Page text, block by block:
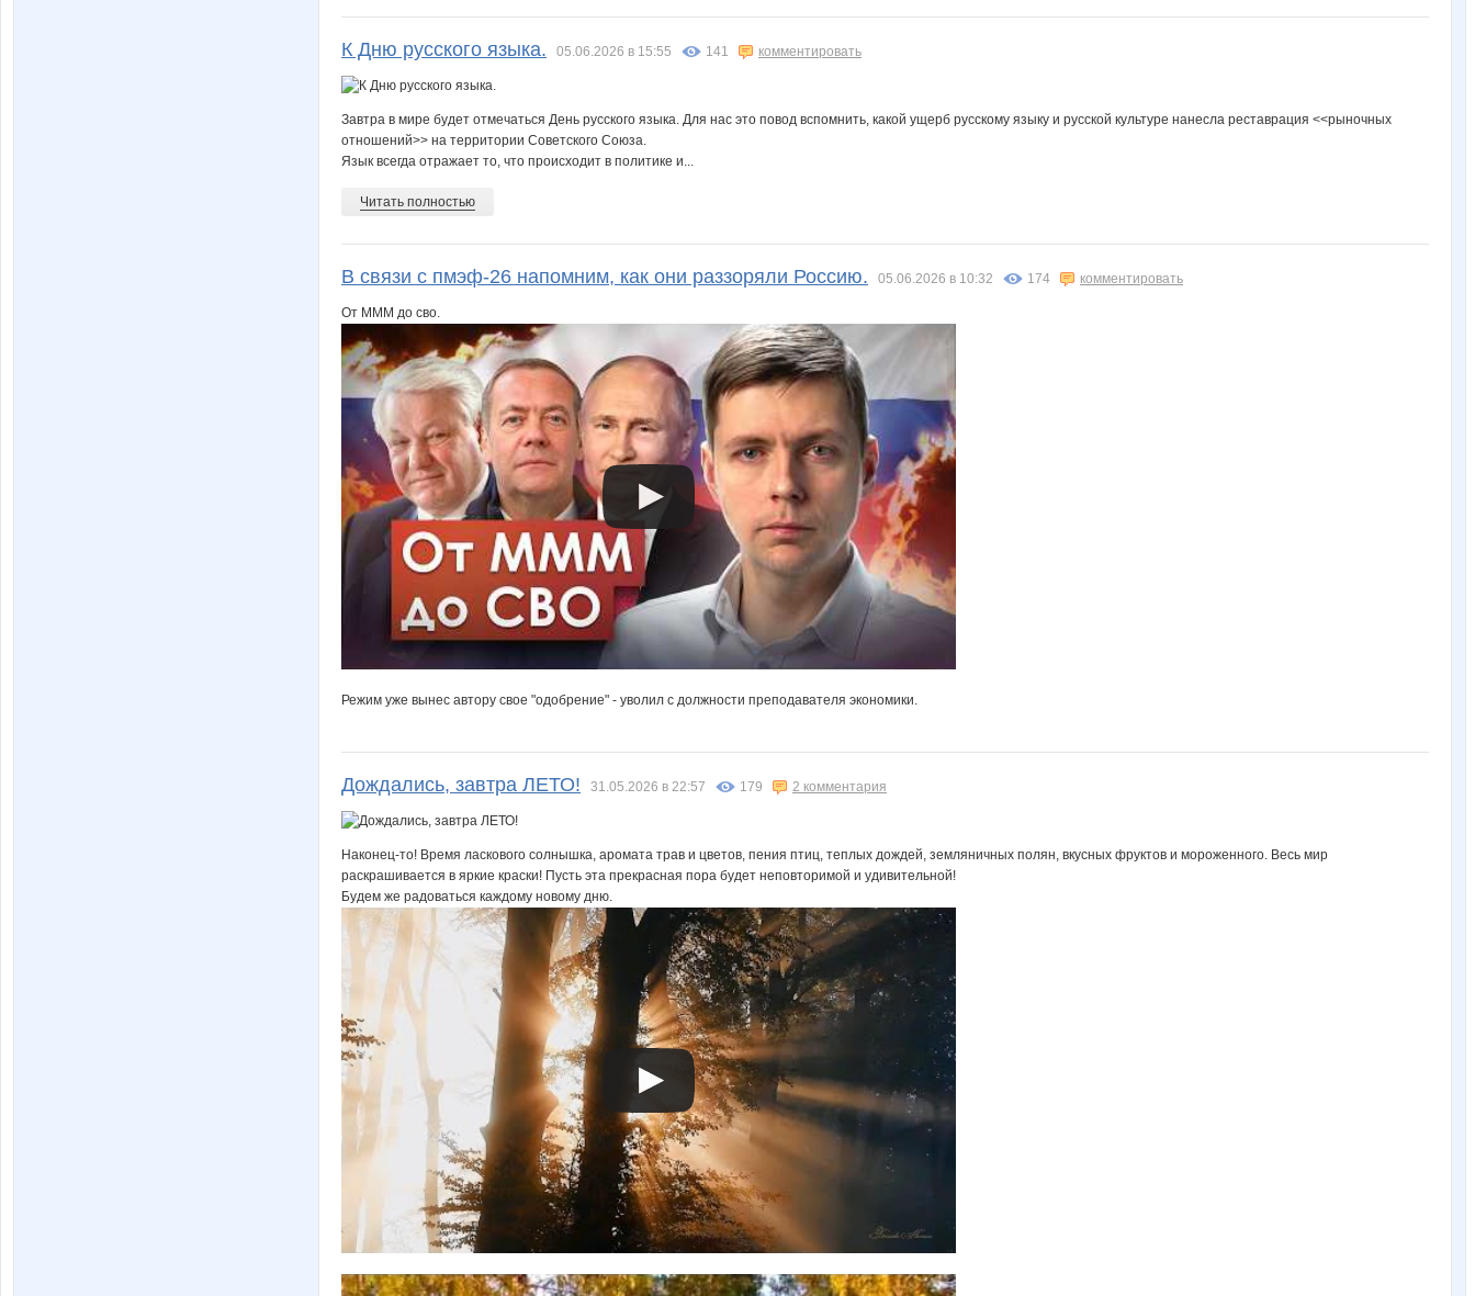
К Дню русского языка. 05.06.2026 в 15:55 141 комментировать
Завтра в мире будет отмечаться День русского языка. Для нас это повод вспомнить, какой ущерб русскому языку и русской культуре нанесла реставрация <<рыночных
отношений>> на территории Советского Союза.
Язык всегда отражает то, что происходит в политике и...
Читать полностью
В связи с пмэф-26 напомним, как они раззоряли Россию. 05.06.2026 в 10:32 174 комментировать
От МММ до сво.
Режим уже вынес автору свое "одобрение" - уволил с должности преподавателя экономики.
Дождались, завтра ЛЕТО! 31.05.2026 в 22:57 179 2 комментария
Наконец-то! Время ласкового солнышка, аромата трав и цветов, пения птиц, теплых дождей, земляничных полян, вкусных фруктов и мороженного. Весь мир
раскрашивается в яркие краски! Пусть эта прекрасная пора будет неповторимой и удивительной!
Будем же радоваться каждому новому дню.